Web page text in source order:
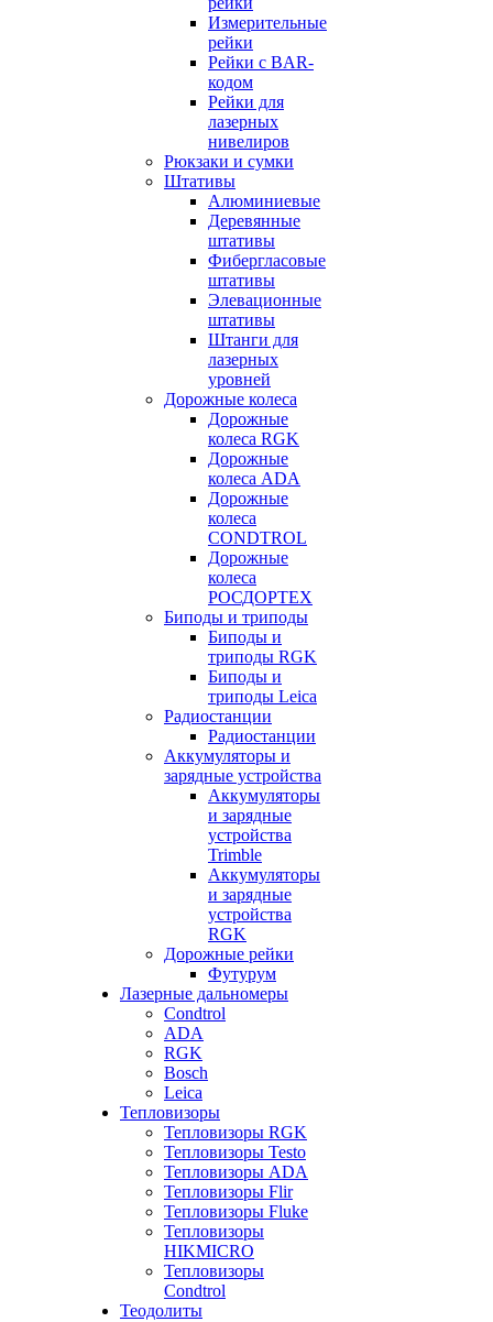
Измерительные
рейки
Рейки с BAR-
кодом
Рейки для
лазерных
нивелиров
Рюкзаки и сумки
Штативы
Алюминиевые
Деревянные
штативы
Фибергласовые
штативы
Элевационные
штативы
Штанги для
лазерных
уровней
Дорожные колеса
Дорожные
колеса RGK
Дорожные
колеса ADA
Дорожные
колеса
CONDTROL
Дорожные
колеса
РОСДОРТЕХ
Биподы и триподы
Биподы и
триподы RGK
Биподы и
триподы Leica
Радиостанции
Радиостанции
Аккумуляторы и
зарядные устройства
Аккумуляторы
и зарядные
устройства
Trimble
Аккумуляторы
и зарядные
устройства
RGK
Дорожные рейки
Футурум
Лазерные дальномеры
Condtrol
ADA
RGK
Bosch
Leica
Тепловизоры
Тепловизоры RGK
Тепловизоры Testo
Тепловизоры ADA
Тепловизоры Flir
Тепловизоры Fluke
Тепловизоры
HIKMICRO
Тепловизоры
Condtrol
Теодолиты